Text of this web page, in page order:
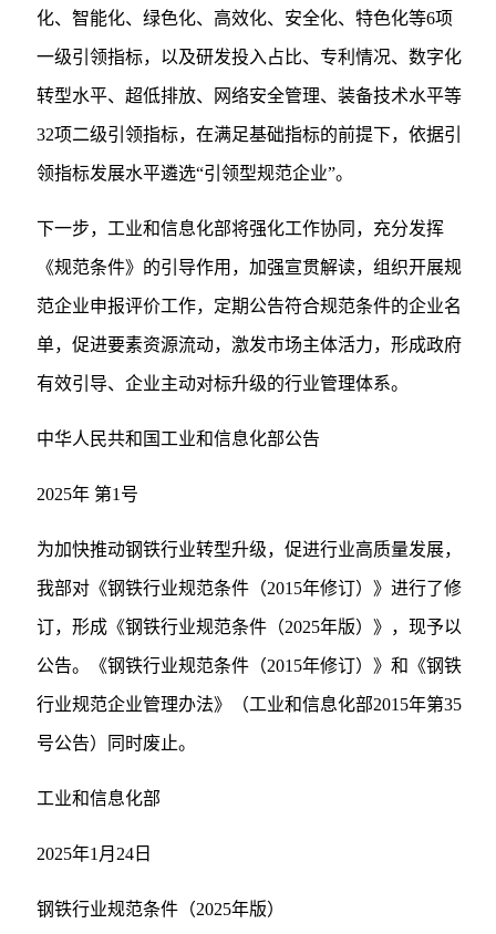
化、智能化、绿色化、高效化、安全化、特色化等6项
一级引领指标，以及研发投入占比、专利情况、数字化
转型水平、超低排放、网络安全管理、装备技术水平等
32项二级引领指标，在满足基础指标的前提下，依据引
领指标发展水平遴选“引领型规范企业”。
下一步，工业和信息化部将强化工作协同，充分发挥
《规范条件》的引导作用，加强宣贯解读，组织开展规
范企业申报评价工作，定期公告符合规范条件的企业名
单，促进要素资源流动，激发市场主体活力，形成政府
有效引导、企业主动对标升级的行业管理体系。
中华人民共和国工业和信息化部公告
2025年 第1号
为加快推动钢铁行业转型升级，促进行业高质量发展，
我部对《钢铁行业规范条件（2015年修订）》进行了修
订，形成《钢铁行业规范条件（2025年版）》，现予以
公告。《钢铁行业规范条件（2015年修订）》和《钢铁
行业规范企业管理办法》（工业和信息化部2015年第35
号公告）同时废止。
工业和信息化部
2025年1月24日
钢铁行业规范条件（2025年版）